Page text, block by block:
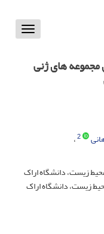
Toggle
مجموعه های ژنی
2
زیست، دانشگاه اراک
زیست، دانشگاه اراک